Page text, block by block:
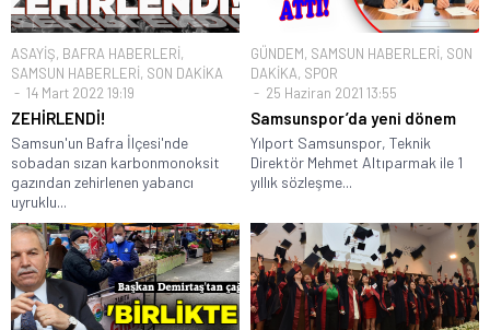
ASAYİŞ, BAFRA HABERLERİ,
SAMSUN HABERLERİ, SON DAKİKA
14 Mart 2022 19:19
ZEHİRLENDİ!
Samsun'un Bafra İlçesi'nde
sobadan sızan karbonmonoksit
gazından zehirlenen yabancı
uyruklu...
GÜNDEM, SAMSUN HABERLERİ, SON
DAKİKA, SPOR
25 Haziran 2021 13:55
Samsunspor’da yeni dönem
Yılport Samsunspor, Teknik
Direktör Mehmet Altıparmak ile 1
yıllık sözleşme...